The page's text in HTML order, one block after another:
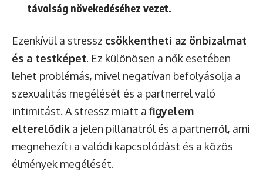
távolság növekedéséhez vezet.
Ezenkívül a stressz csökkentheti az önbizalmat
és a testképet. Ez különösen a nők esetében
lehet problémás, mivel negatívan befolyásolja a
szexualitás megélését és a partnerrel való
intimitást. A stressz miatt a figyelem
elterelődik a jelen pillanatról és a partnerről, ami
megnehezíti a valódi kapcsolódást és a közös
élmények megélését.